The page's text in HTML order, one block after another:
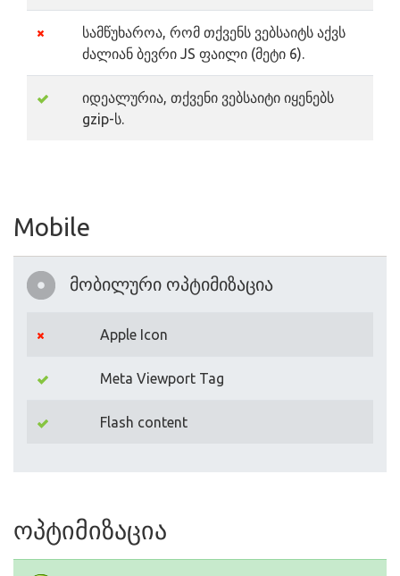
სამწუხაროა, რომ თქვენს ვებსაიტს აქვს
ძალიან ბევრი JS ფაილი (მეტი 6).
იდეალურია, თქვენი ვებსაიტი იყენებს
gzip-ს.
Mobile
მობილური ოპტიმიზაცია
Apple Icon
Meta Viewport Tag
Flash content
ოპტიმიზაცია